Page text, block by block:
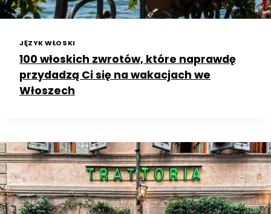
JĘZYK WŁOSKI
100 włoskich zwrotów, które naprawdę
przydadzą Ci się na wakacjach we
Włoszech